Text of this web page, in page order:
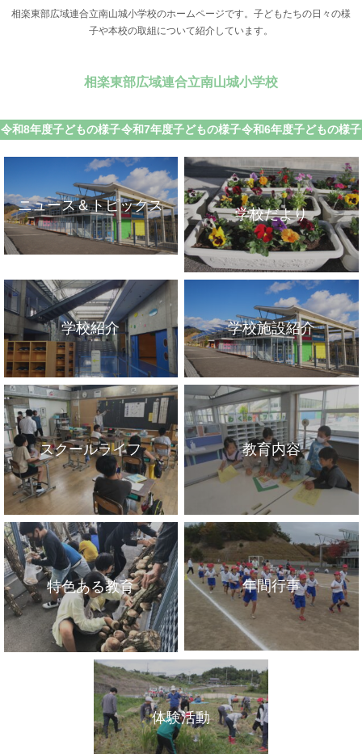
相楽東部広域連合立南山城小学校のホームページです。子どもたちの日々の様
子や本校の取組について紹介しています。
相楽東部広域連合立南山城小学校
令和8年度子どもの様子令和7年度子どもの様子令和6年度子どもの様子
ニュース＆トピックス
学校だより
学校紹介 学校施設紹介
スクールライフ 教育内容
特色ある教育 年間行事
体験活動